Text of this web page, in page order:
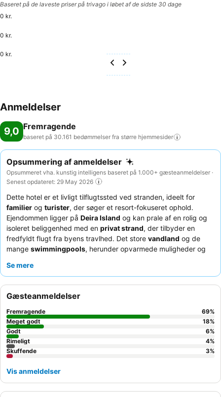
Baseret på de laveste priser på trivago i løbet af de sidste 30 dage
0 kr.
0 kr.
0 kr.
Anmeldelser
9,0 Fremragende
baseret på 30.161 bedømmelser fra større hjemmesider
Opsummering af anmeldelser
Opsummeret vha. kunstig intelligens baseret på 1.000+ gæsteanmeldelser ·
Senest opdateret: 29 May 2026
Dette hotel er et livligt tilflugtssted ved stranden, ideelt for
familier og turister, der søger et resort-fokuseret ophold.
Ejendommen ligger på Deira Island og kan prale af en rolig og
isoleret beliggenhed med en privat strand, der tilbyder en
fredfyldt flugt fra byens travlhed. Det store vandland og de
mange swimmingpools, herunder opvarmede muligheder og
Gæsterne roser konsekvent
udvalg. For en mere rolig oplevelse foretrækker gæsterne
muligvis værelser, der ikke vender ud mod lufthavnen på grund
af lejlighedsvis
Se mere
Gæsteanmeldelser
Fremragende 69%
Meget godt
18%
Godt
6%
Rimeligt
4%
Skuffende
3%
Vis anmeldelser